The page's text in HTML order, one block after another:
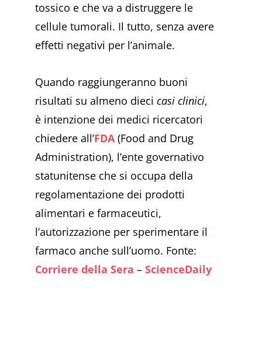
tossico e che va a distruggere le
cellule tumorali. Il tutto, senza avere
effetti negativi per l’animale.
Quando raggiungeranno buoni
risultati su almeno dieci casi clinici,
è intenzione dei medici ricercatori
chiedere all’FDA(Food and Drug
Administration), l’ente governativo
statunitense che si occupa della
regolamentazione dei prodotti
alimentari e farmaceutici,
l’autorizzazione per sperimentare il
farmaco anche sull’uomo. Fonte:
Corriere della Sera – ScienceDaily